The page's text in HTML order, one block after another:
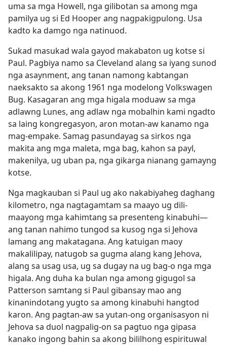
uma sa mga Howell, nga gilibotan sa among mga
pamilya ug si Ed Hooper ang nagpakigpulong. Usa
kadto ka damgo nga natinuod.
Sukad masukad wala gayod makabaton ug kotse si
Paul. Pagbiya namo sa Cleveland alang sa iyang sunod
nga asaynment, ang tanan namong kabtangan
naeksakto sa akong 1961 nga modelong Volkswagen
Bug. Kasagaran ang mga higala moduaw sa mga
adlawng Lunes, ang adlaw nga mobalhin kami ngadto
sa laing kongregasyon, aron motan-aw kanamo nga
mag-empake. Samag pasundayag sa sirkos nga
makita ang mga maleta, mga bag, kahon sa payl,
makenilya, ug uban pa, nga gikarga nianang gamayng
kotse.
Nga magkauban si Paul ug ako nakabiyaheg daghang
kilometro, nga nagtagamtam sa maayo ug dili-
maayong mga kahimtang sa presenteng kinabuhi—
ang tanan nahimo tungod sa kusog nga si Jehova
lamang ang makatagana. Ang katuigan maoy
makalilipay, natugob sa gugma alang kang Jehova,
alang sa usag usa, ug sa dugay na ug bag-o nga mga
higala. Ang duha ka bulan nga among gigugol sa
Patterson samtang si Paul gibansay mao ang
kinanindotang yugto sa among kinabuhi hangtod
karon. Ang pagtan-aw sa yutan-ong organisasyon ni
Jehova sa duol nagpalig-on sa pagtuo nga gipasa
kanako ingong bahin sa akong bililhong espirituwal